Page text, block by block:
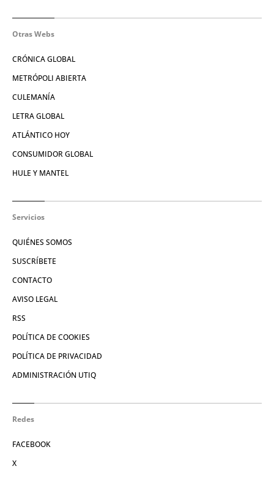
Otras Webs
CRÓNICA GLOBAL
METRÓPOLI ABIERTA
CULEMANÍA
LETRA GLOBAL
ATLÁNTICO HOY
CONSUMIDOR GLOBAL
HULE Y MANTEL
Servicios
QUIÉNES SOMOS
SUSCRÍBETE
CONTACTO
AVISO LEGAL
RSS
POLÍTICA DE COOKIES
POLÍTICA DE PRIVACIDAD
ADMINISTRACIÓN UTIQ
Redes
FACEBOOK
X